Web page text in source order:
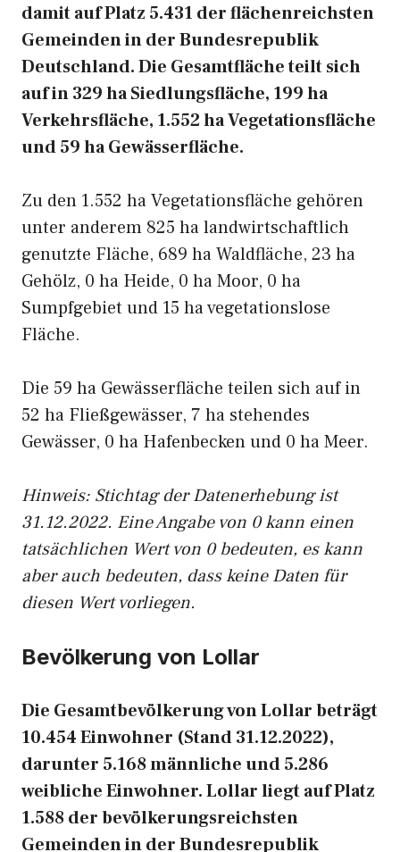
damit auf Platz 5.431 der flächenreichsten
Gemeinden in der Bundesrepublik
Deutschland. Die Gesamtfläche teilt sich
auf in 329 ha Siedlungsfläche, 199 ha
Verkehrsfläche, 1.552 ha Vegetationsfläche
und 59 ha Gewässerfläche.
Zu den 1.552 ha Vegetationsfläche gehören
unter anderem 825 ha landwirtschaftlich
genutzte Fläche, 689 ha Waldfläche, 23 ha
Gehölz, 0 ha Heide, 0 ha Moor, 0 ha
Sumpfgebiet und 15 ha vegetationslose
Fläche.
Die 59 ha Gewässerfläche teilen sich auf in
52 ha Fließgewässer, 7 ha stehendes
Gewässer, 0 ha Hafenbecken und 0 ha Meer.
Hinweis: Stichtag der Datenerhebung ist
31.12.2022. Eine Angabe von 0 kann einen
tatsächlichen Wert von 0 bedeuten, es kann
aber auch bedeuten, dass keine Daten für
diesen Wert vorliegen.
Bevölkerung von Lollar
Die Gesamtbevölkerung von Lollar beträgt
10.454 Einwohner (Stand 31.12.2022),
darunter 5.168 männliche und 5.286
weibliche Einwohner. Lollar liegt auf Platz
1.588 der bevölkerungsreichsten
Gemeinden in der Bundesrepublik